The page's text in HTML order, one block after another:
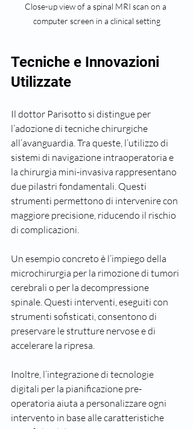
Close-up view of a spinal MRI scan on a
computer screen in a clinical setting
Tecniche e Innovazioni
Utilizzate
Il dottor Parisotto si distingue per
l’adozione di tecniche chirurgiche
all’avanguardia. Tra queste, l’utilizzo di
sistemi di navigazione intraoperatoria e
la chirurgia mini-invasiva rappresentano
due pilastri fondamentali. Questi
strumenti permettono di intervenire con
maggiore precisione, riducendo il rischio
di complicazioni.
Un esempio concreto è l’impiego della
microchirurgia per la rimozione di tumori
cerebrali o per la decompressione
spinale. Questi interventi, eseguiti con
strumenti sofisticati, consentono di
preservare le strutture nervose e di
accelerare la ripresa.
Inoltre, l’integrazione di tecnologie
digitali per la pianificazione pre-
operatoria aiuta a personalizzare ogni
intervento in base alle caratteristiche